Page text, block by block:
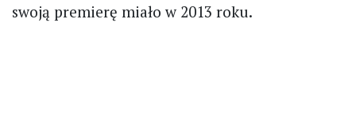
swoją premierę miało w 2013 roku.